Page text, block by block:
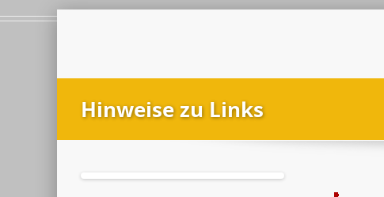
Hinweise zu Links